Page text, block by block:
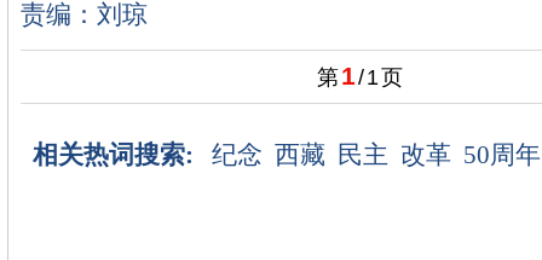
责编：刘琼
第1/1页
相关热词搜索: 纪念 西藏 民主 改革 50周年